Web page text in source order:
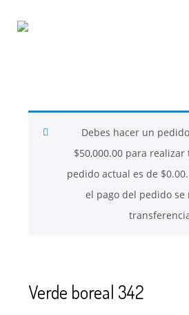
SE USAN PARA
BISUTERÍA Y
MOSTACILLA?
Debes hacer un
$50,000.00para realizar
pedido actual es de $0.00
el pago del pedido se
Verde boreal 342